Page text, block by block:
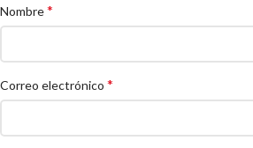
Nombre*
Correo electrónico *